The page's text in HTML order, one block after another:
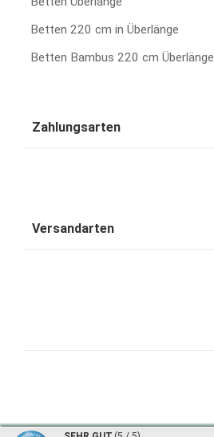
Betten 220 cm in Überlänge
Betten Bambus 220 cm Überlänge
Zahlungsarten
Versandarten
1001 Wohntraum - traumhafte Bambusbetten © 2026 | ©